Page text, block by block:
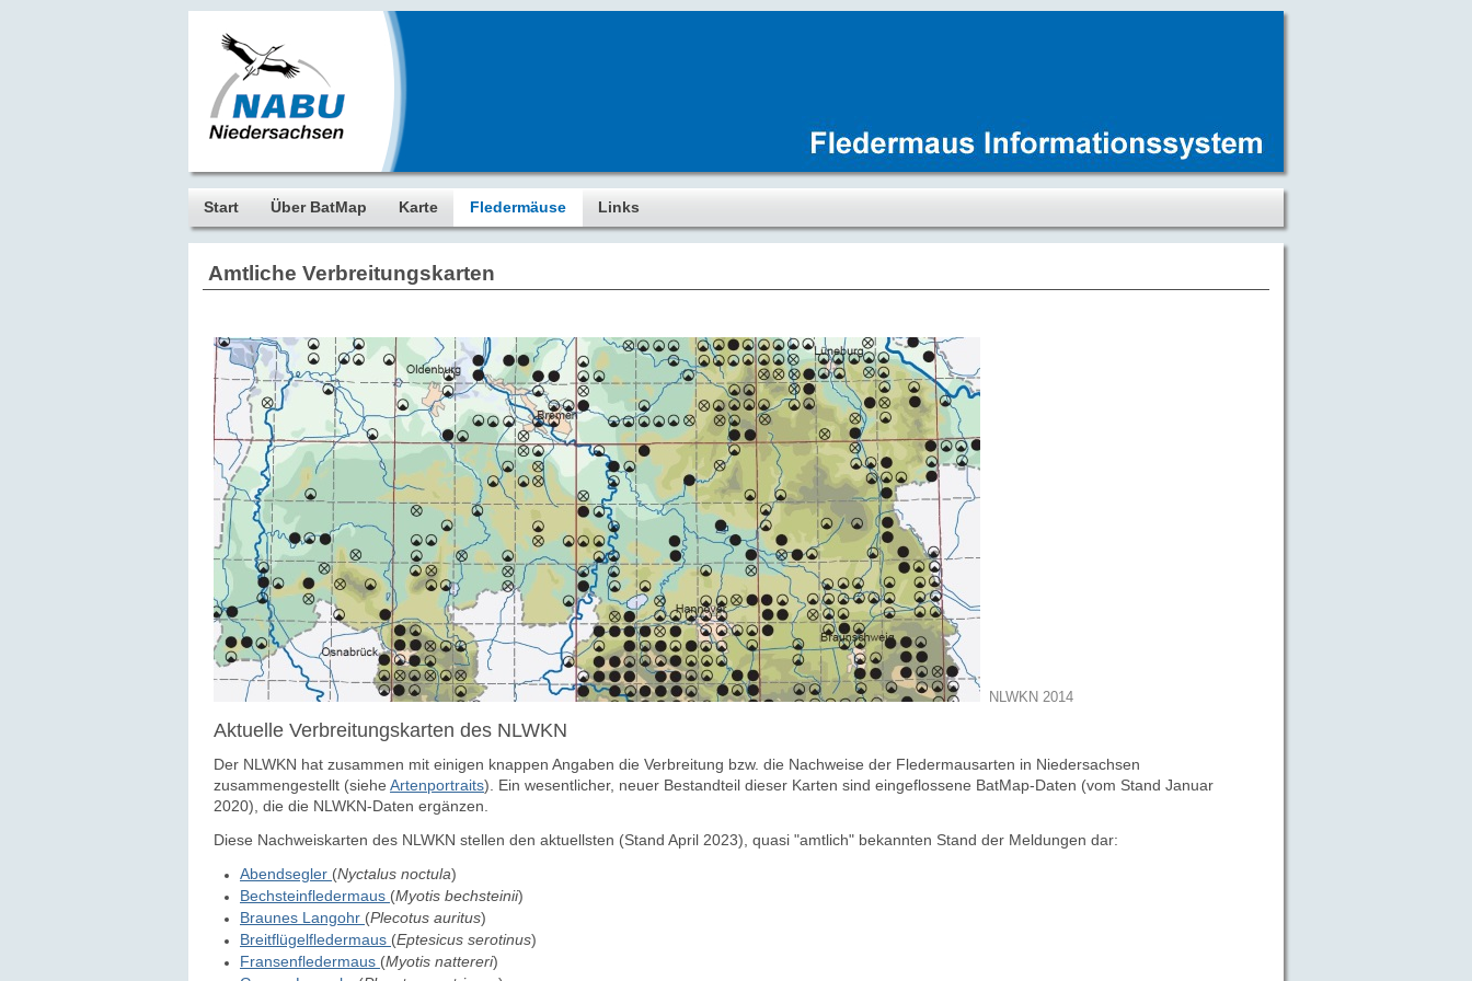
Start Über BatMap Karte Fledermäuse Links
Amtliche Verbreitungskarten
NLWKN 2014
Aktuelle Verbreitungskarten des NLWKN
Der NLWKN hat zusammen mit einigen knappen Angaben die Verbreitung bzw. die Nachweise der Fledermausarten in Niedersachsen
zusammengestellt (siehe Artenportraits). Ein wesentlicher, neuer Bestandteil dieser Karten sind eingeflossene BatMap-Daten (vom Stand Januar
2020), die die NLWKN-Daten ergänzen.
Diese Nachweiskarten des NLWKN stellen den aktuellsten (Stand April 2023) , quasi "amtlich" bekannten Stand der Meldungen dar:
Abendsegler (Nyctalus noctula)
Bechsteinfledermaus (Myotis bechsteinii)
Braunes Langohr (Plecotus auritus)
Breitflügelfledermaus (Eptesicus serotinus)
Fransenfledermaus (Myotis nattereri)